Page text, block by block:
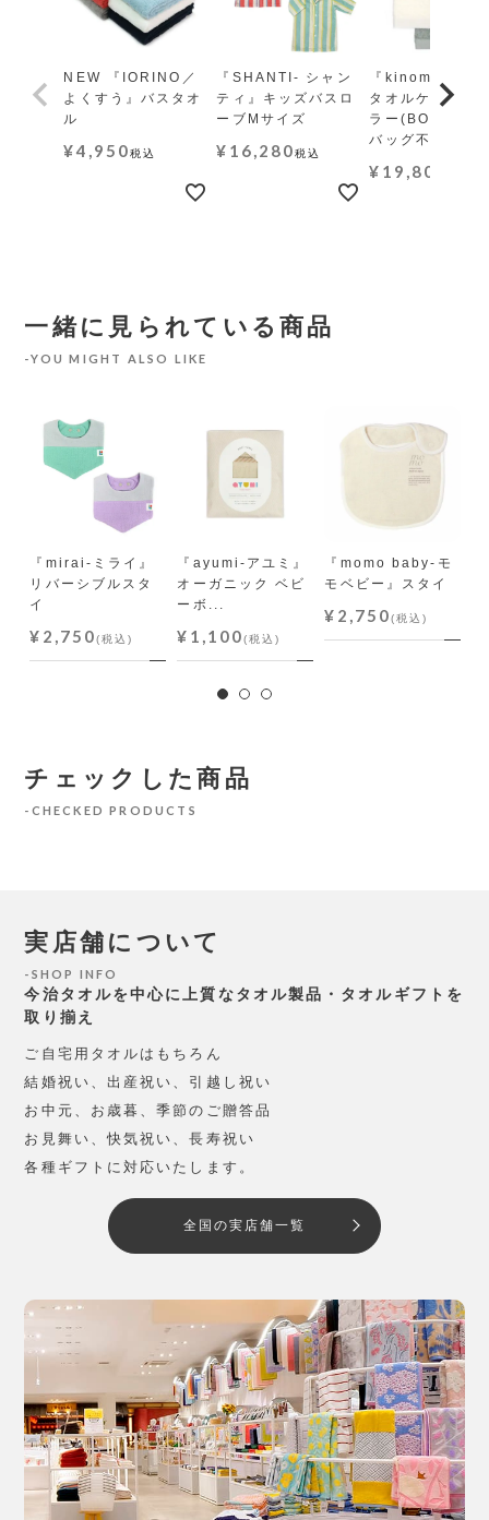
NEW 『IORINO／
よくすう』バスタオ
ル
¥4,950税込
『SHANTI- シャン
ティ』キッズバスロ
ーブMサイズ
¥ 16,280税込
『kinome-木の
タオルケット レ
ラー(BOX・ギ
バッグ不可)
¥ 19,800
一緒に見られている商品
YOU MIGHT ALSO LIKE
『mirai-ミライ』
リバーシブルスタ
イ
¥2,750(税込)
『ayumi-アユミ』
オーガニック ベビ
ーボ...
¥1,100(税込)
『momo baby-モ
モベビー』スタイ
¥2,750(税込)
チェックした商品
CHECKED PRODUCTS
実店舗について
SHOP INFO
今治タオルを中心に上質なタオル製品・タオルギフトを
取り揃え
ご自宅用タオルはもちろん
結婚祝い、出産祝い、引越し祝い
お中元、お歳暮、季節のご贈答品
お見舞い、快気祝い、長寿祝い
各種ギフトに対応いたします。
全国の実店舗一覧